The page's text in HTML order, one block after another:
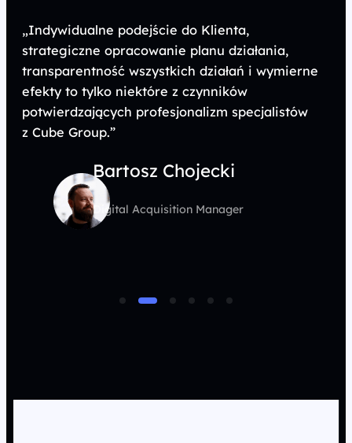
„Indywidualne podejście do Klienta,
strategiczne opracowanie planu działania,
transparentność wszystkich działań i wymierne
efekty to tylko niektóre z czynników
potwierdzających profesjonalizm specjalistów
z Cube Group.”
Bartosz Chojecki
Digital Acquisition Manager